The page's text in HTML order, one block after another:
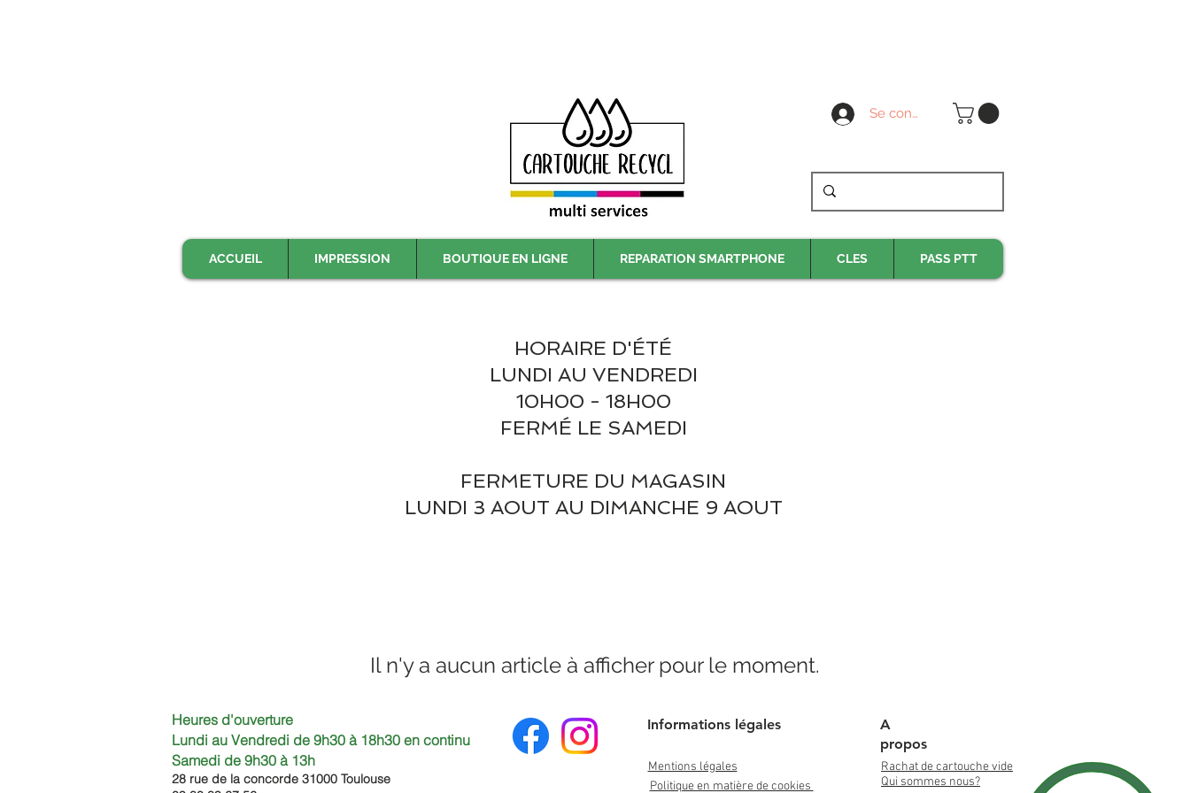
Se connecter
ACCUEIL IMPRESSION BOUTIQUE EN LIGNE REPARATION SMARTPHONE CLES PASS PTT
HORAIRE D'ÉTÉ
LUNDI AU VENDREDI
10H00 - 18H00
FERMÉ LE SAMEDI
FERMETURE DU MAGASIN
LUNDI 3 AOUT AU DIMANCHE 9 AOUT
Il n'y a aucun article à afficher pour le moment.
Heures d'ouverture
Lundi au Vendredi de 9h30 à 18h30 en continu
Samedi de 9h30 à 13h
28 rue de la concorde 31000 Toulouse
Informations légales
Mentions légales
Politique en matière de cookies
A
propos
Rachat de cartouche vide
Qui sommes nous?